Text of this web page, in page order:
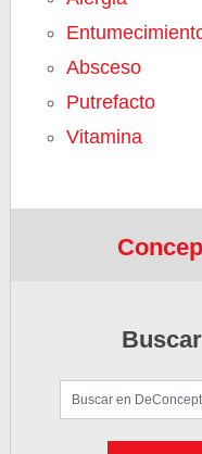
Absceso
Putrefacto
Vitamina